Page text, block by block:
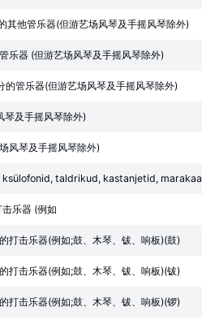
其他管乐器(但游艺场风琴及手摇风琴除外)
乐器 (但游艺场风琴及手摇风琴除外)
的管乐器(但游艺场风琴及手摇风琴除外)
琴及手摇风琴除外)
风琴及手摇风琴除外)
taldrikud, kastanjetid,
乐器 (例如
打击乐器(例如;鼓、木琴、钹、响板)(鼓)
打击乐器(例如;鼓、木琴、钹、响板)(钹)
打击乐器(例如;鼓、木琴、钹、响板)(锣)